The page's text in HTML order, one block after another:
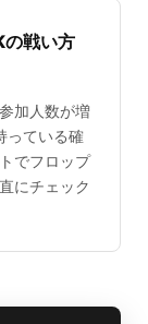
戦い方
加人数が増
っている確
でフロップ
にチェック